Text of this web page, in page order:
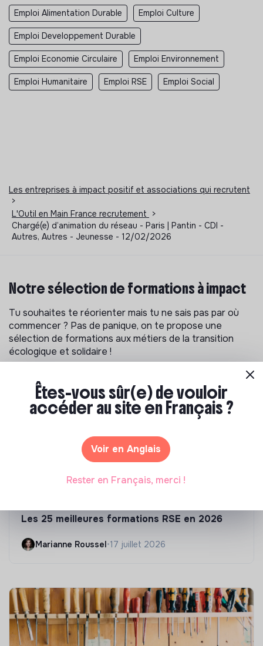
Emploi Alimentation Durable Emploi Culture
Emploi Developpement Durable
Emploi Economie Circulaire Emploi Environnement
Emploi Humanitaire Emploi RSE Emploi Social
Les entreprises à impact positif et associations qui recrutent
>
L'Outil en Main France recrutement
>
Chargé(e) d’animation du réseau - Paris | Pantin - CDI -
Autres, Autres - Jeunesse - 12/02/2026
Notre sélection de formations à impact
Tu souhaites te réorienter mais tu ne sais pas par où
commencer ? Pas de panique, on te propose une
sélection de formations aux métiers de la transition
écologique et solidaire !
Les 25 meilleures formations RSE en 2026
Marianne Roussel•17 juillet 2026
Êtes-vous sûr(e) de vouloir
accéder au site en Français ?
Voir en Anglais
Rester en Français, merci !